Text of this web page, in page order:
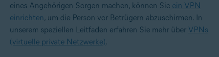
eines Angehörigen Sorgen machen, können Sie ein VPN
einrichten , um die Person vor Betrügern abzuschirmen. In
unserem speziellen Leitfaden erfahren Sie mehr über VPNs
(virtuelle private Netzwerke).